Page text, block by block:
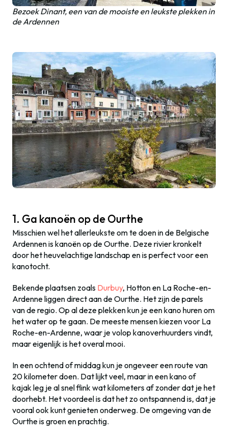
Bezoek Dinant, een van de mooiste en leukste plekken in
de Ardennen
1. Ga kanoën op de Ourthe
Misschien wel het allerleukste om te doen in de Belgische
Ardennen is kanoën op de Ourthe. Deze rivier kronkelt
door het heuvelachtige landschap en is perfect voor een
kanotocht.
Bekende plaatsen zoals Durbuy, Hotton en La Roche-en-
Ardenne liggen direct aan de Ourthe. Het zijn de parels
van de regio. Op al deze plekken kun je een kano huren om
het water op te gaan. De meeste mensen kiezen voor La
Roche-en-Ardenne, waar je volop kanoverhuurders vindt,
maar eigenlijk is het overal mooi.
In een ochtend of middag kun je ongeveer een route van
20 kilometer doen. Dat lijkt veel, maar in een kano of
kajak leg je al snel flink wat kilometers af zonder dat je het
doorhebt. Het voordeel is dat het zo ontspannend is, dat je
vooral ook kunt genieten onderweg. De omgeving van de
Ourthe is groen en prachtig.